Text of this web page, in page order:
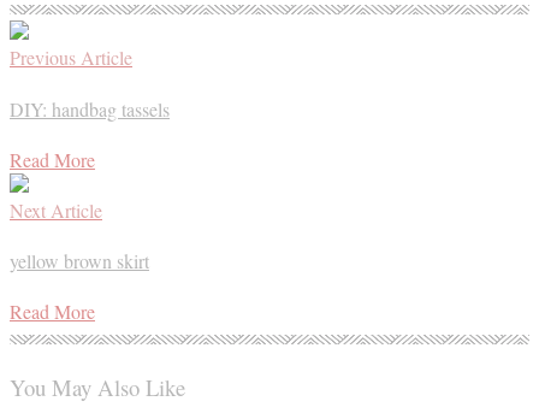
Previous Article
DIY: handbag tassels
Read More
Next Article
yellow brown skirt
Read More
You May Also Like